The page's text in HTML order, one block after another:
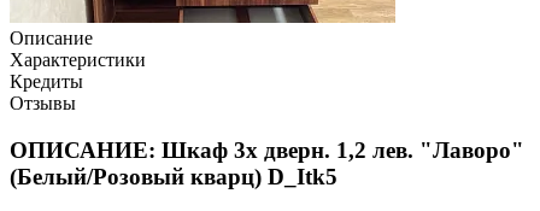
Описание
Характеристики
Кредиты
Отзывы
ОПИСАНИЕ: Шкаф 3х дверн. 1,2 лев. "Лаворо"
(Белый/Розовый кварц) D_Itk5